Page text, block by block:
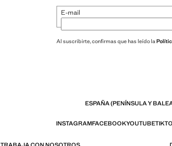
E-mail
Al suscribirte, confirmas que has leído la
ESPAÑA (PENÍNSULA Y
INSTAGRAMFACEBOOKYOUTUBE